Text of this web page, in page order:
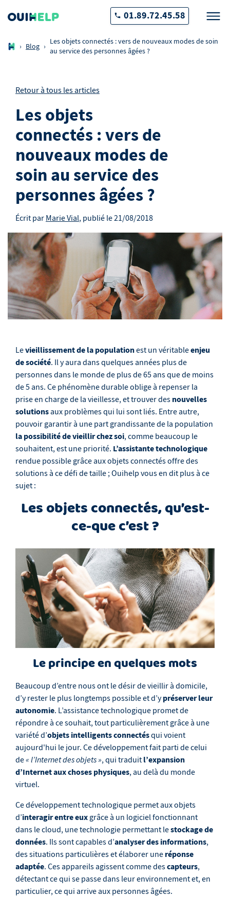
01.89.72.45.58
› Blog ›
Les objets connectés : vers de nouveaux modes de soin
au service des personnes âgées ?
Retour à tous les articles
Les objets
connectés : vers de
nouveaux modes de
soin au service des
personnes âgées ?
Écrit par Marie Vial, publié le21/08/2018
Levieillissement de la populationest un véritableenjeu
de société. Il y aura dans quelques années plus de
personnes dans le monde de plus de 65 ans que de moins
de 5 ans. Ce phénomène durable oblige à repenser la
prise en charge de la vieillesse, et trouver des nouvelles
solutionsaux problèmes qui lui sont liés. Entre autre,
pouvoir garantir à une part grandissante de la population
la possibilité de vieillir chez soi, comme beaucoup le
souhaitent, est une priorité. L’assistante technologique
rendue possible grâce aux objets connectés offre des
solutions à ce défi de taille ; Ouihelp vous en dit plus à ce
sujet :
Les objets connectés, qu’est-
ce-que c’est ?
Le principe en quelques mots
Beaucoup d’entre nous ont le désir de vieillir à domicile,
d’y rester le plus longtemps possible et d’ypréserver leur
autonomie. L’assistance technologique promet de
répondre à ce souhait, tout particulièrement grâce à une
variété d’objets intelligents connectésqui voient
aujourd'hui le jour. Ce développement fait parti de celui
de« l’Internet des objets », qui traduit l’expansion
d’Internet aux choses physiques, au delà du monde
virtuel.
Ce développement technologique permet aux objets
d’interagir entre eux grâce à un logiciel fonctionnant
dans le cloud, une technologie permettant lestockage de
données. Ils sont capables d’analyser des informations,
des situations particulières et élaborer une réponse
adaptée. Ces appareils agissent comme descapteurs,
détectant ce qui se passe dans leur environnement et, en
particulier, ce qui arrive aux personnes âgées.